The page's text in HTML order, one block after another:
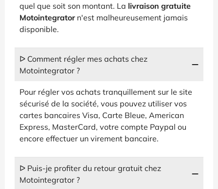
quel que soit son montant. La livraison gratuite
Motointegratorn'est malheureusement jamais
disponible.
ᐅ Comment régler mes achats chez
Motointegrator ?
Pour régler vos achats tranquillement sur le site
sécurisé de la société, vous pouvez utiliser vos
cartes bancaires Visa, Carte Bleue, American
Express, MasterCard, votre compte Paypal ou
encore effectuer un virement bancaire.
ᐅ Puis-je profiter du retour gratuit chez
Motointegrator ?